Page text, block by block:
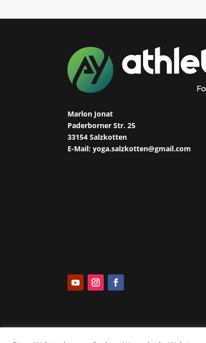
Marlon Jonat
Paderborner Str. 25
33154 Salzkotten
E-Mail: yoga.salzkotten@gmail.com